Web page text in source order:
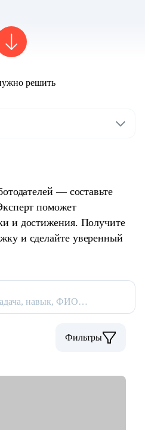
решить
— составьте
поможет
и достижения. Получите
и сделайте уверенный
навык, ФИО…
Фильтры